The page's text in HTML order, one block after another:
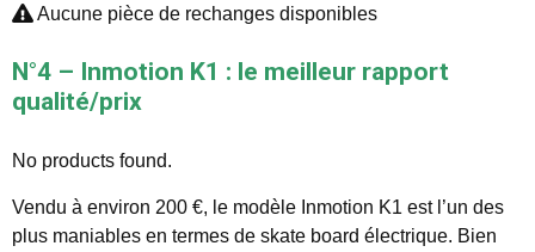
Aucune pièce de rechanges disponibles
N°4 – Inmotion K1 : le meilleur rapport
qualité/prix
No products found.
Vendu à environ 200 €, le modèle Inmotion K1 est l’un des
plus maniables en termes de skate board électrique. Bien